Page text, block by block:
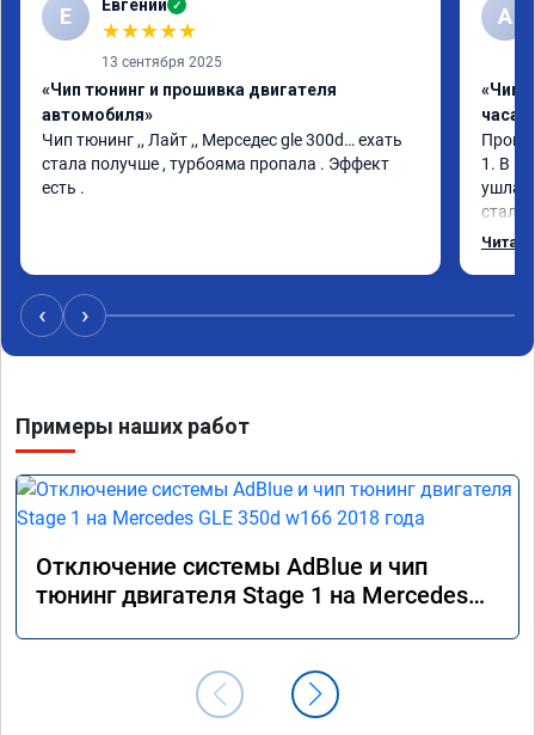
Е Евгений ✓
★★★★★
13 сентября 2025
«Чип тюнинг и прошивка двигателя
автомобиля»
Чип тюнинг ,, Лайт ,, Мерседес gle 300d… ехать
стала получше , турбояма пропала . Эффект
есть .
А
«Чип
часа»
1. В
ушла
стало
Одни
‹ ›
Примеры наших работ
Отключение системы AdBlue и чип
тюнинг двигателя Stage 1 на Mercedes